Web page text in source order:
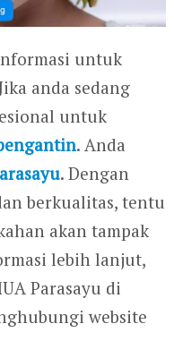
untuk
anda sedang
untuk
. Anda
. Dengan
berkualitas, tentu
akan tampak
lebih lanjut,
Parasayu di
website